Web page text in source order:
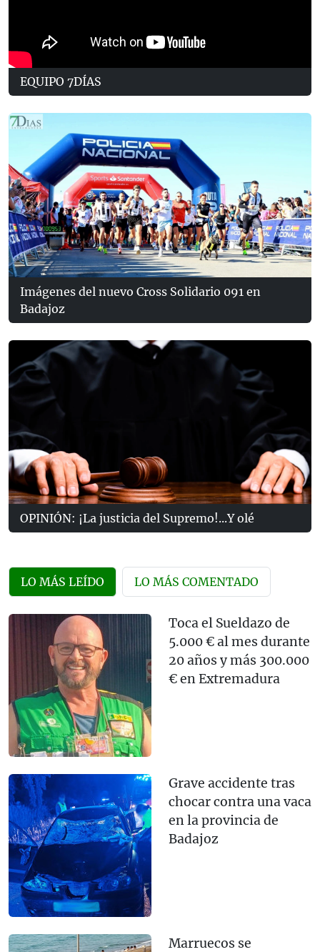
EQUIPO 7DÍAS
Imágenes del nuevo Cross Solidario 091 en
Badajoz
OPINIÓN: ¡La justicia del Supremo!...Y olé
LO MÁS LEÍDO LO MÁS COMENTADO
Toca el Sueldazo de
5.000 € al mes durante
20 años y más 300.000
€ en Extremadura
Grave accidente tras
chocar contra una vaca
en la provincia de
Badajoz
Marruecos se